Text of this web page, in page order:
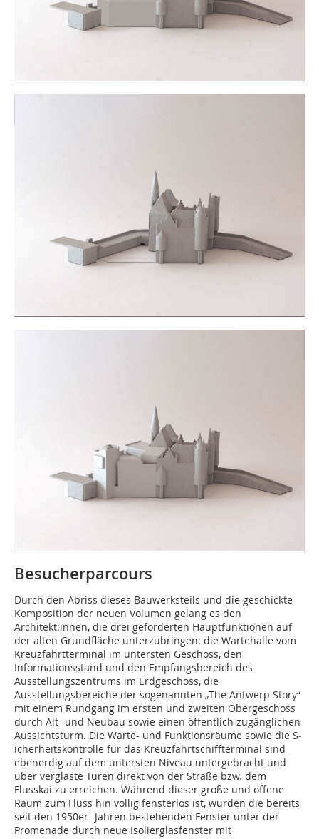
Besucherparcours
Durch den Abriss dieses Bauwerksteils und die geschickte
Komposition der neuen Volumen gelang es den
Architekt:innen, die drei geforderten Hauptfunktionen auf
der alten Grundfläche unterzubringen: die Wartehalle vom
Kreuzfahrtterminal im untersten Geschoss, den
Informationsstand und den Empfangsbereich des
Ausstellungszentrums im Erdgeschoss, die
Ausstellungsbereiche der sogenannten „The Antwerp Story“
mit einem Rundgang im ersten und zweiten Obergeschoss
durch Alt- und Neubau sowie einen öffentlich zugänglichen
Aussichtsturm. Die Warte- und Funktionsräume sowie die S­
icherheitskontrolle für das Kreuzfahrtschiffterminal sind
ebenerdig auf dem untersten Niveau untergebracht und
über verglaste Türen direkt von der Straße bzw. dem
Flusskai zu erreichen. Während dieser große und offene
Raum zum Fluss hin völlig fensterlos ist, wurden die bereits
seit den 1950er- Jahren bestehenden Fenster unter der
Promenade durch neue Isolierglasfenster mit